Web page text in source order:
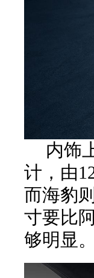
内饰
计，由
而海豹
寸要比
够明显。